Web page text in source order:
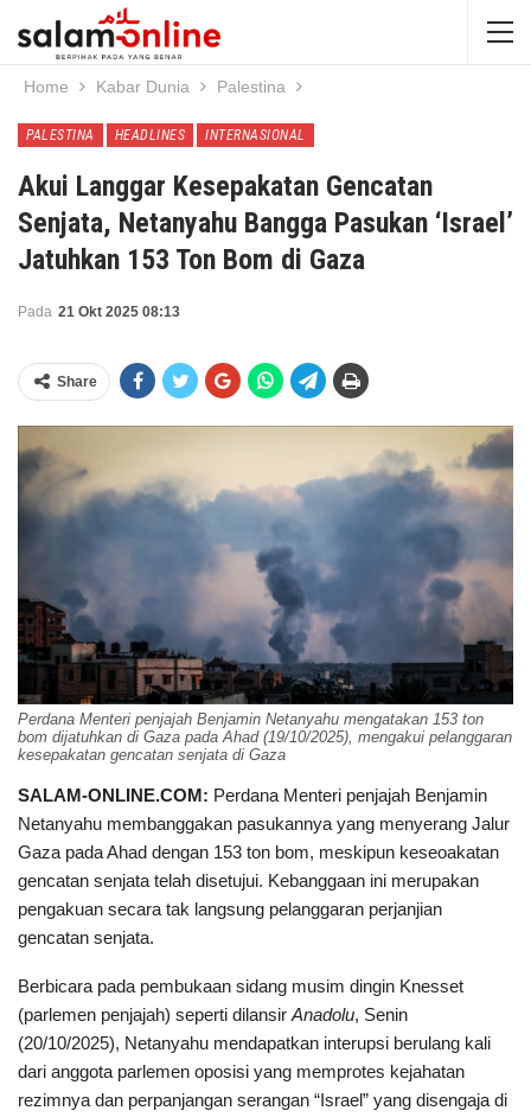
Home Kabar Dunia Palestina
PALESTINA HEADLINES INTERNASIONAL
Akui Langgar Kesepakatan Gencatan
Senjata, Netanyahu Bangga Pasukan ‘Israel’
Jatuhkan 153 Ton Bom di Gaza
Pada 21 Okt 2025 08:13
Share
Perdana Menteri penjajah Benjamin Netanyahu mengatakan 153 ton
bom dijatuhkan di Gaza pada Ahad (19/10/2025), mengakui pelanggaran
kesepakatan gencatan senjata di Gaza
SALAM-ONLINE.COM: Perdana Menteri penjajah Benjamin
Netanyahu membanggakan pasukannya yang menyerang Jalur
Gaza pada Ahad dengan 153 ton bom, meskipun keseoakatan
gencatan senjata telah disetujui. Kebanggaan ini merupakan
pengakuan secara tak langsung pelanggaran perjanjian
gencatan senjata.
Berbicara pada pembukaan sidang musim dingin Knesset
(parlemen penjajah) seperti dilansir Anadolu, Senin
(20/10/2025), Netanyahu mendapatkan interupsi berulang kali
dari anggota parlemen oposisi yang memprotes kejahatan
rezimnya dan perpanjangan serangan “Israel” yang disengaja di